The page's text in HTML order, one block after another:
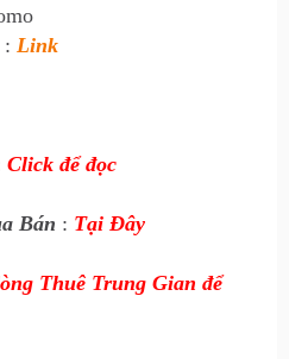
: Link
Click để đọc
Bán : Tại Đây
Thuê Trung Gian để